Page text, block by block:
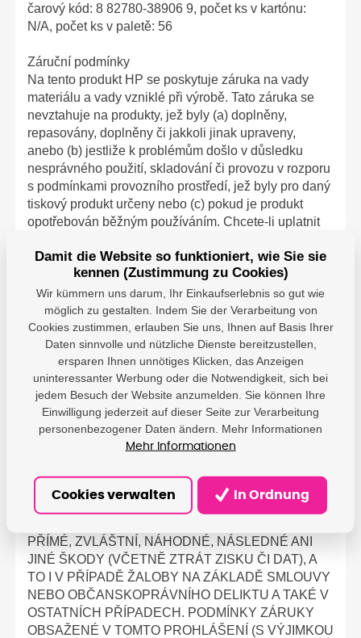
čarový kód: 8 82780-38906 9, počet ks v kartónu:
N/A, počet ks v paletě: 56
Záruční podmínky
Na tento produkt HP se poskytuje záruka na vady
materiálu a vady vzniklé při výrobě. Tato záruka se
nevztahuje na produkty, jež byly (a) doplněny,
repasovány, doplněny či jakkoli jinak upraveny,
anebo (b) jestliže k problémům došlo v důsledku
nesprávného použití, skladování či provozu v rozporu
s podmínkami provozního prostředí, jež byly pro daný
tiskový produkt určeny nebo (c) pokud je produkt
opotřebován běžným používáním. Chcete-li uplatnit
zakoupili (spolu s písemným popisem problému a
ukázkami tisku), nebo se obraťte na zákaznickou
podporu HP. Prokazatelně vadné produkty HP vám
budou společností HP vyměněny nebo vám bude
vrácena prodejní cena. V RÁMCI STANOVENÉM
MÍSTNÍMI ZÁKONY VÝŠE UVEDENÁ ZÁRUKA
VYLUČUJE JAKÉKOLI DALŠÍ PÍSEMNÉ NEBO
ÚSTNÍ, ZÁRUČNÍ ČI JINÉ PODMÍNKY.
SPOLEČNOST HP KONKRÉTNĚ ODMÍTÁ
JAKÉKOLI PŘEDPOKLÁDANÉ ZÁRUKY ČI
PODMÍNKY VZTAHUJÍCÍ SE K PRODEJNOSTI, KE
SPOKOJENOSTI S KVALITOU NEBO VHODNÉMU
STANOVENÉM MÍSTNÍMI ZÁKONY NEBUDE
SPOLEČNOST HP ANI JEJÍ DODAVATELÉ V
PŘÍMÉ, ZVLÁŠTNÍ, NÁHODNÉ, NÁSLEDNÉ ANI
JINÉ ŠKODY (VČETNĚ ZTRÁT ZISKU ČI DAT), A
TO I V PŘÍPADĚ ŽALOBY NA ZÁKLADĚ SMLOUVY
NEBO OBČANSKOPRÁVNÍHO DELIKTU A TAKÉ V
OSTATNÍCH PŘÍPADECH. PODMÍNKY ZÁRUKY
OBSAŽENÉ V TOMTO PROHLÁŠENÍ (S VÝJIMKOU
Damit die Website so funktioniert, wie Sie sie
kennen (Zustimmung zu Cookies)
Wir kümmern uns darum, Ihr Einkaufserlebnis so gut wie
möglich zu gestalten. Indem Sie der Verarbeitung von
Cookies zustimmen, erlauben Sie uns, Ihnen auf Basis Ihrer
Daten sinnvolle und nützliche Dienste bereitzustellen,
ersparen Ihnen unnötiges Klicken, das Anzeigen
uninteressanter Werbung oder die Notwendigkeit, sich bei
jedem Besuch der Website anzumelden. Sie können Ihre
Einwilligung jederzeit auf dieser Seite zur Verarbeitung
personenbezogener Daten ändern. Mehr Informationen
Mehr Informationen
Cookies verwalten In Ordnung